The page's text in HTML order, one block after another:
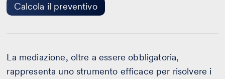
Calcola il preventivo
La mediazione, oltre a essere obbligatoria,
rappresenta uno strumento efficace per risolvere i